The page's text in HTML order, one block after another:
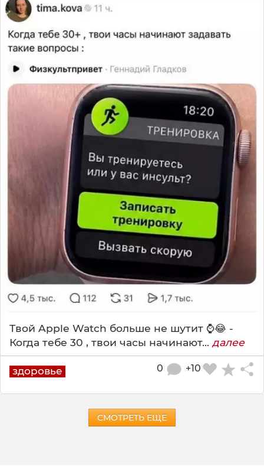
Твой Apple Watch больше не шутит ⌚️😂 -
Когда тебе 30 , твои часы начинают... далее
здоровье +10
0
СМОТРЕТЬ ЕЩЕ